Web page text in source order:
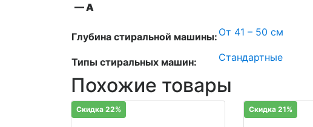
— А
Глубина стиральной машины: От 41 – 50 см
Типы стиральных машин: Стандартные
Похожие товары
Скидка 22% Скидка 21%